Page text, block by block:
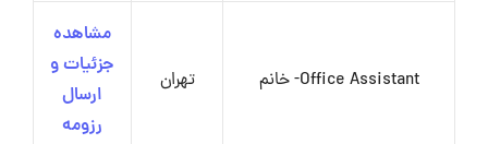
Office Assistant- خانم تهران
مشاهده
جزئیات و
ارسال
رزومه